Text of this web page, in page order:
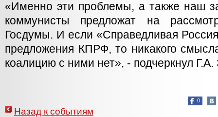
«Именно эти проблемы, а также наш
коммунисты предложат на
Госдумы. И если «Справедливая
предложения КПРФ, то никакого
коалицию с ними нет», - подчеркнул
0
Назад к событиям